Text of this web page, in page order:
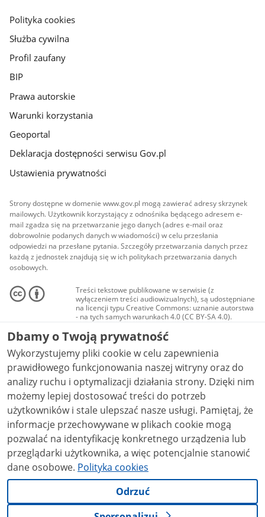
gov.pl
Polityka cookies
Służba cywilna
Profil zaufany
BIP
Prawa autorskie
Warunki korzystania
Geoportal
Deklaracja dostępności serwisu Gov.pl
Ustawienia prywatności
Strony dostępne w domenie www.gov.pl mogą zawierać adresy skrzynek
mailowych. Użytkownik korzystający z odnośnika będącego adresem e-
mail zgadza się na przetwarzanie jego danych (adres e-mail oraz
dobrowolnie podanych danych w wiadomości) w celu przesłania
odpowiedzi na przesłane pytania. Szczegóły przetwarzania danych przez
każdą z jednostek znajdują się w ich politykach przetwarzania danych
osobowych.
Treści tekstowe publikowane w serwisie (z
wyłączeniem treści audiowizualnych), są udostępniane
na licencji typu Creative Commons: uznanie autorstwa
- na tych samych warunkach 4.0 (CC BY-SA 4.0).
Materiały audiowizualne, w tym zdjęcia, materiały
audio i wideo, są udostępniane na licencji typu
Creative Commons: uznanie autorstwa użycie
niekomercyjne - bez utworów zależnych 4.0 (CC BY-
NC-ND 4.0), o ile nie jest to stwierdzone inaczej.
Dbamy o Twoją prywatność
Wykorzystujemy pliki cookie w celu zapewnienia
prawidłowego funkcjonowania naszej witryny oraz do
analizy ruchu i optymalizacji działania strony. Dzięki nim
możemy lepiej dostosować treści do potrzeb
użytkowników i stale ulepszać nasze usługi. Pamiętaj, że
informacje przechowywane w plikach cookie mogą
pozwalać na identyfikację konkretnego urządzenia lub
przeglądarki użytkownika, a więc potencjalnie stanowić
dane osobowe. Polityka cookies
Odrzuć